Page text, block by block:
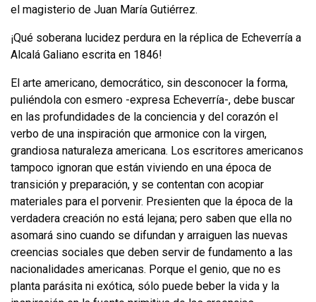
el ma­gisterio de Juan María Gutiérrez.
¡Qué soberana lucidez perdura en la réplica de Echeverría a
Alcalá Galiano escrita en 1846!
El arte americano, democrático, sin desconocer la forma,
puliéndola con esmero -expresa Echeverría-, debe buscar
en las profundidades de la conciencia y del co­razón el
verbo de una inspiración que armonice con la virgen,
grandiosa naturaleza americana. Los escritores americanos
tampoco ignoran que están viviendo en una época de
transición y preparación, y se contentan con acopiar
materiales para el porvenir. Presienten que la época de la
verdadera creación no está lejana; pero sa­ben que ella no
asomará sino cuando se difundan y arraiguen las nuevas
creencias sociales que deben servir de fundamento a las
nacionalidades americanas. Porque el genio, que no es
planta parásita ni exótica, sólo puede beber la vida y la